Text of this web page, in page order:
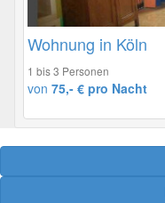
Wohnung in Köln
1 bis 3 Personen
von 75,- € pro Nacht